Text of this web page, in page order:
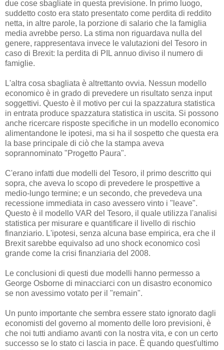
due cose sbagliate in questa previsione. In primo luogo,
suddetto costo era stato presentato come perdita di reddito
netta, in altre parole, la porzione di salario che la famiglia
media avrebbe perso. La stima non riguardava nulla del
genere, rappresentava invece le valutazioni del Tesoro in
caso di Brexit: la perdita di PIL annuo diviso il numero di
famiglie.
L'altra cosa sbagliata è altrettanto ovvia. Nessun modello
economico è in grado di prevedere un risultato senza input
soggettivi. Questo è il motivo per cui la spazzatura statistica
in entrata produce spazzatura statistica in uscita. Si possono
anche ricercare risposte specifiche in un modello economico
alimentandone le ipotesi, ma si ha il sospetto che questa era
la base principale di ciò che la stampa aveva
soprannominato "Progetto Paura".
C'erano infatti due modelli del Tesoro, il primo descritto qui
sopra, che aveva lo scopo di prevedere le prospettive a
medio-lungo termine; e un secondo, che prevedeva una
recessione immediata in caso avessero vinto i "leave".
Questo è il modello VAR del Tesoro, il quale utilizza l'analisi
statistica per misurare e quantificare il livello di rischio
finanziario. L'ipotesi, senza alcuna base empirica, era che il
Brexit sarebbe equivalso ad uno shock economico così
grande come la crisi finanziaria del 2008.
Le conclusioni di questi due modelli hanno permesso a
George Osborne di minacciarci con un disastro economico
se non avessimo votato per il "remain".
Un punto importante che sembra essere stato ignorato dagli
economisti del governo al momento delle loro previsioni, è
che noi tutti andiamo avanti con la nostra vita, e con un certo
successo se lo stato ci lascia in pace. È quando quest'ultimo